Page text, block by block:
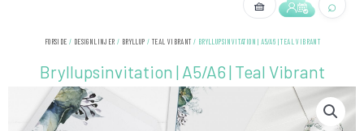
🧺 ⌕
FORSIDE / DESIGNLINJER / BRYLLUP / TEAL VIBRANT / BRYLLUPSINVITATION | A5/A6 | TEAL VIBRANT
Bryllupsinvitation | A5/A6 | Teal Vibrant